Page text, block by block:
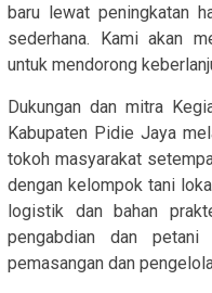
baru lewat peningkatan
sederhana. Kami akan
untuk mendorong
Dukungan dan mitra
Kabupaten Pidie Jaya
tokoh masyarakat
dengan kelompok tani
logistik dan bahan
pengabdian dan
pemasangan dan